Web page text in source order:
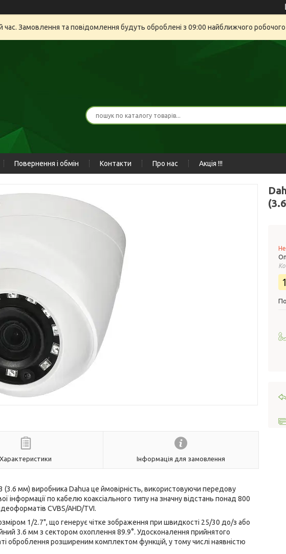
час. Замовлення та повідомлення будуть оброблені з 09:00 найближчого
Повернення і обмін Контакти Про нас Акція !!!
Характеристики Інформація для замовлення
мм) виробника Dahua це ймовірність, використовуючи передову
інформації по кабелю коаксіального типу на значну відстань понад 800
CVBS/AHD/TVI.
1/2.7", що генерує чітке зображення при швидкості 25/30 до/з або
3.6 мм з сектором охоплення 89.9°. Удосконалення прийнятого
оброблення розширеним комплектом функцій, у тому числі наявністю